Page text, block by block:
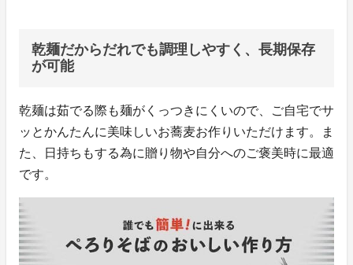
乾麺だからだれでも調理しやすく、長期保存
が可能
乾麺は茹でる際も麺がくっつきにくいので、ご自宅でサ
ッとかんたんに美味しいお蕎麦お作りいただけます。ま
た、日持ちもする為に贈り物や自分へのご褒美時に最適
です。